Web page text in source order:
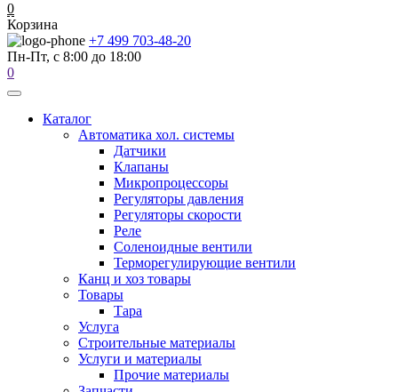
0
Корзина
+7 499 703-48-20
Пн-Пт, с 8:00 до 18:00
0
Каталог
Автоматика хол. системы
Датчики
Клапаны
Микропроцессоры
Регуляторы давления
Регуляторы скорости
Реле
Соленоидные вентили
Терморегулирующие вентили
Канц и хоз товары
Товары
Тара
Услуга
Строительные материалы
Услуги и материалы
Прочие материалы